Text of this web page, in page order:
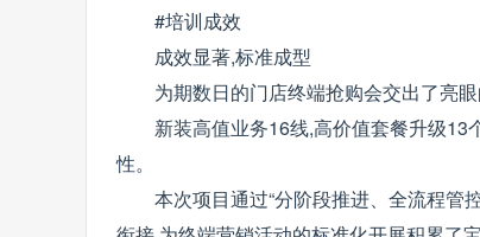
#培训成效
成效显著,标准成型
为期数日的门店终端抢购会交出了亮
新装高值业务16线,高价值套餐升级13
性。
本次项目通过“分阶段推进、全流程管